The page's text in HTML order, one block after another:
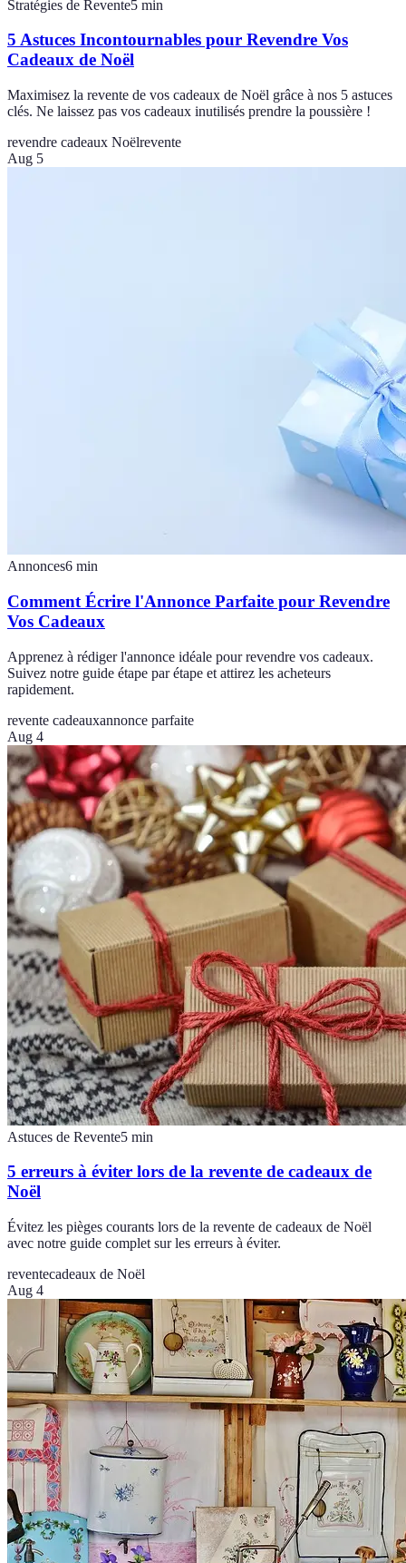
Stratégies de Revente5 min
5 Astuces Incontournables pour Revendre Vos
Cadeaux de Noël
Maximisez la revente de vos cadeaux de Noël grâce à nos 5 astuces
clés. Ne laissez pas vos cadeaux inutilisés prendre la poussière !
revendre cadeaux Noëlrevente
Aug 5
Annonces6 min
Comment Écrire l'Annonce Parfaite pour Revendre
Vos Cadeaux
Apprenez à rédiger l'annonce idéale pour revendre vos cadeaux.
Suivez notre guide étape par étape et attirez les acheteurs
rapidement.
revente cadeauxannonce parfaite
Aug 4
Astuces de Revente5 min
5 erreurs à éviter lors de la revente de cadeaux de
Noël
Évitez les pièges courants lors de la revente de cadeaux de Noël
avec notre guide complet sur les erreurs à éviter.
reventecadeaux de Noël
Aug 4